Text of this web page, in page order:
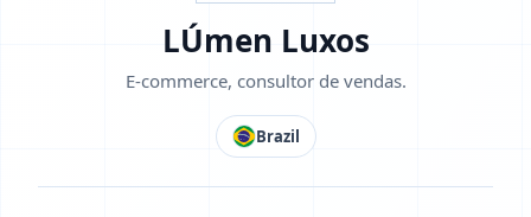
LÚmen Luxos
E-commerce, consultor de vendas.
Brazil